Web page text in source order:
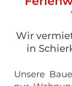
Wir
in
Unsere